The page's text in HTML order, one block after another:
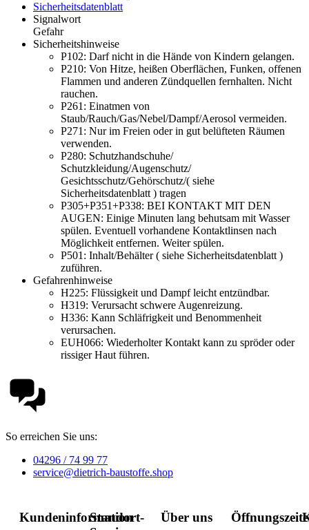
Sicherheitsdatenblatt
Signalwort
Gefahr
Sicherheitshinweise
P102: Darf nicht in die Hände von Kindern gelangen.
P210: Von Hitze, heißen Oberflächen, Funken, offenen
Flammen und anderen Zündquellen fernhalten. Nicht
rauchen.
P261: Einatmen von
Staub/Rauch/Gas/Nebel/Dampf/Aerosol vermeiden.
P271: Nur im Freien oder in gut belüfteten Räumen
verwenden.
P280: Schutzhandschuhe/
Schutzkleidung/Augenschutz/
Gesichtsschutz/Gehörschutz/( siehe
Sicherheitsdatenblatt ) tragen
P305+P351+P338: BEI KONTAKT MIT DEN
AUGEN: Einige Minuten lang behutsam mit Wasser
spülen. Eventuell vorhandene Kontaktlinsen nach
Möglichkeit entfernen. Weiter spülen.
P501: Inhalt/Behälter ( siehe Sicherheitsdatenblatt )
zuführen.
Gefahrenhinweise
H225: Flüssigkeit und Dampf leicht entzündbar.
H319: Verursacht schwere Augenreizung.
H336: Kann Schläfrigkeit und Benommenheit
verursachen.
EUH066: Wiederholter Kontakt kann zu spröder oder
rissiger Haut führen.
So erreichen Sie uns:
04296 / 74 99 77
service@dietrich-baustoffe.shop
Kundeninformation
Standort-
Über uns